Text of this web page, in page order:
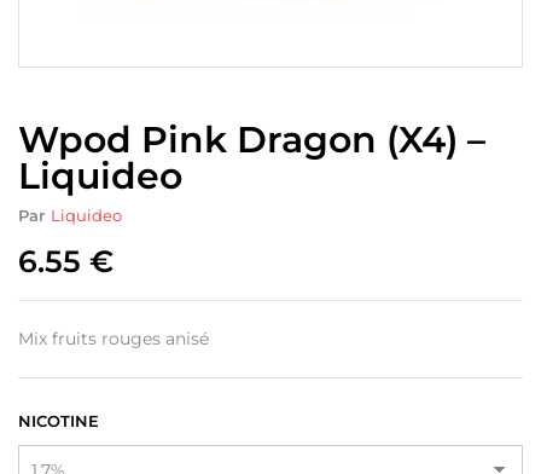
Wpod Pink Dragon (x4) –
Liquideo
Par Liquideo
6.55 €
Mix fruits rouges anisé
NICOTINE